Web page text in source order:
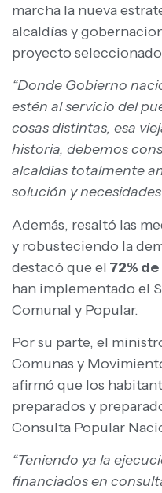
marcha la nueva
alcaldías y
proyecto
“Donde Gobierno
estén al servicio del
cosas distintas, esa
historia, debemos
alcaldías totalmente
solución y
Además, resaltó las
y robusteciendo la
destacó que el 72%
han implementado el
Comunal y Popular.
Por su parte, el
Comunas y
afirmó que los
preparados y
Consulta Popular
“Teniendo ya la
financiados en